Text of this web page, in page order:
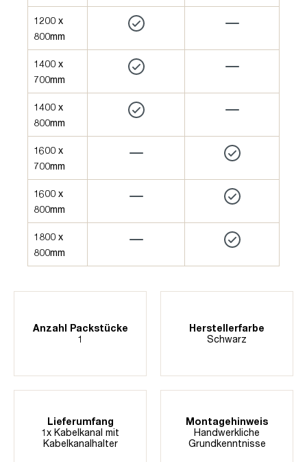
1200 x
800mm
1400 x
700mm
1400 x
800mm
1600 x
700mm
1600 x
800mm
1800 x
800mm
Anzahl Packstücke
1
Herstellerfarbe
Schwarz
Lieferumfang
1x Kabelkanal mit
Kabelkanalhalter
Montagehinweis
Handwerkliche
Grundkenntnisse